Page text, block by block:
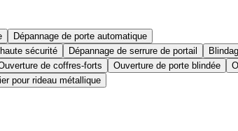
Dépannage de porte automatique
sécurité Dépannage de serrure de portail
de coffres-forts Ouverture de porte blindée
pour rideau métallique